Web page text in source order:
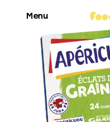
Menu
Food’News
Food’Com